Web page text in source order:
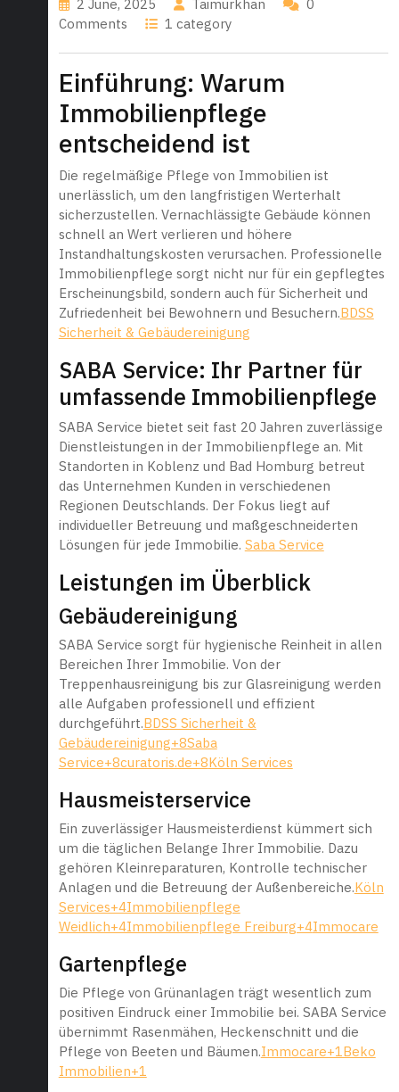
2 June, 2025 Taimurkhan
0
Comments
1 category
Einführung: Warum
Immobilienpflege
entscheidend ist
Die regelmäßige Pflege von Immobilien ist
unerlässlich, um den langfristigen Werterhalt
sicherzustellen. Vernachlässigte Gebäude können
schnell an Wert verlieren und höhere
Instandhaltungskosten verursachen. Professionelle
Immobilienpflege sorgt nicht nur für ein gepflegtes
Erscheinungsbild, sondern auch für Sicherheit und
Zufriedenheit bei Bewohnern und Besuchern.BDSS
Sicherheit & Gebäudereinigung
SABA Service: Ihr Partner für
umfassende Immobilienpflege
SABA Service bietet seit fast 20 Jahren zuverlässige
Dienstleistungen in der Immobilienpflege an. Mit
Standorten in Koblenz und Bad Homburg betreut
das Unternehmen Kunden in verschiedenen
Regionen Deutschlands. Der Fokus liegt auf
individueller Betreuung und maßgeschneiderten
Lösungen für jede Immobilie. Saba Service
Leistungen im Überblick
Gebäudereinigung
SABA Service sorgt für hygienische Reinheit in allen
Bereichen Ihrer Immobilie. Von der
Treppenhausreinigung bis zur Glasreinigung werden
alle Aufgaben professionell und effizient
durchgeführt.BDSS Sicherheit &
Gebäudereinigung+8Saba
Service+8curatoris.de+8Köln Services
Hausmeisterservice
Ein zuverlässiger Hausmeisterdienst kümmert sich
um die täglichen Belange Ihrer Immobilie. Dazu
gehören Kleinreparaturen, Kontrolle technischer
Anlagen und die Betreuung der Außenbereiche.Köln
Services+4Immobilienpflege
Weidlich+4Immobilienpflege Freiburg+4Immocare
Gartenpflege
Die Pflege von Grünanlagen trägt wesentlich zum
positiven Eindruck einer Immobilie bei. SABA Service
übernimmt Rasenmähen, Heckenschnitt und die
Pflege von Beeten und Bäumen.Immocare+1Beko
Immobilien+1